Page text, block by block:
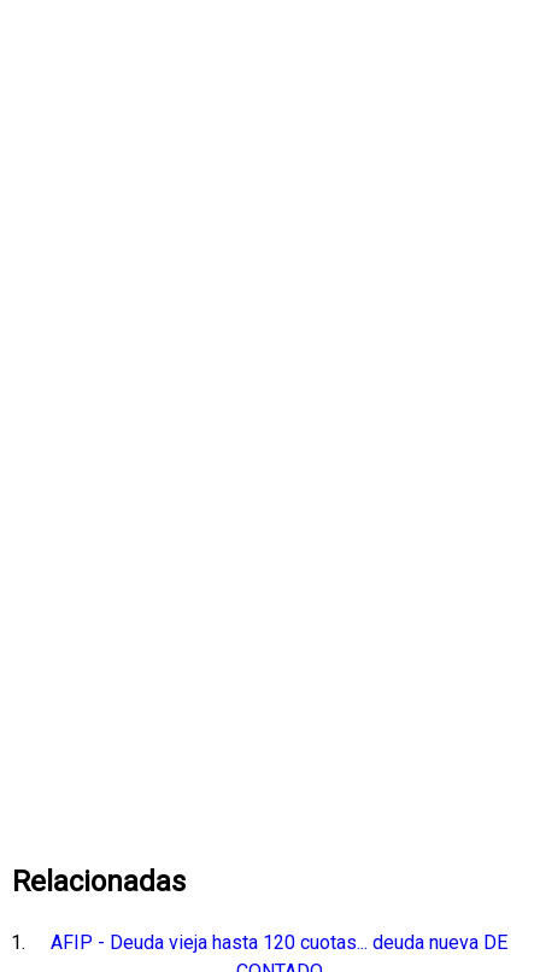
Relacionadas
AFIP - Deuda vieja hasta 120 cuotas... deuda nueva DE